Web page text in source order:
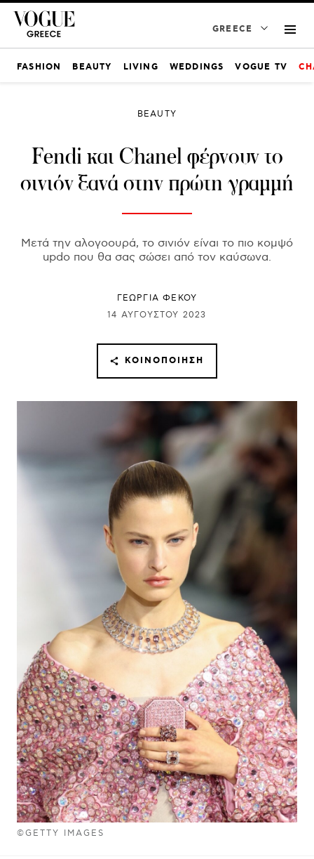
GREECE
FASHION BEAUTY LIVING WEDDINGS VOGUE TV
©GETTY IMAGES
BEAUTY
Fendi και Chanel φέρνουν το
σινιόν ξανά στην πρώτη γραμμή
Μετά την αλογοουρά, το σινιόν είναι το πιο κομψό
updo που θα σας σώσει από τον καύσωνα.
ΓΕΩΡΓΙΑ ΦΕΚΟΥ
14 ΑΥΓΟΎΣΤΟΥ 2023
ΚΟΙΝΟΠΟΊΗΣΗ